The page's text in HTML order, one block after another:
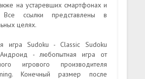
на устаревших смартфонах и
Все ссылки представлены в
целях.
игра Sudoku - Classic Sudoku
- любопытная игра от
игрового производителя
Конечный размер после